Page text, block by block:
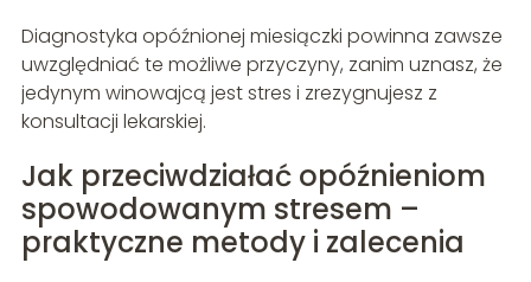
Diagnostyka opóźnionej miesiączki powinna zawsze
uwzględniać te możliwe przyczyny, zanim uznasz, że
jedynym winowajcą jest stres i zrezygnujesz z
konsultacji lekarskiej.
Jak przeciwdziałać opóźnieniom
spowodowanym stresem –
praktyczne metody i zalecenia